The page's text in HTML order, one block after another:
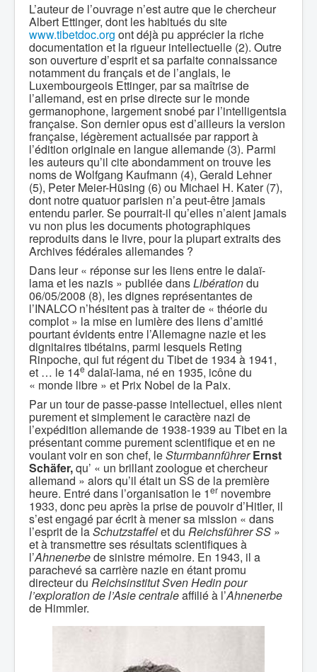
L’auteur de l’ouvrage n’est autre que le chercheur
Albert Ettinger, dont les habitués du site
www.tibetdoc.org ont déjà pu apprécier la riche
documentation et la rigueur intellectuelle (2). Outre
son ouverture d’esprit et sa parfaite connaissance
notamment du français et de l’anglais, le
Luxembourgeois Ettinger, par sa maîtrise de
l’allemand, est en prise directe sur le monde
germanophone, largement snobé par l’intelligentsia
française. Son dernier opus est d’ailleurs la version
française, légèrement actualisée par rapport à
l’édition originale en langue allemande (3). Parmi
les auteurs qu’il cite abondamment on trouve les
noms de Wolfgang Kaufmann (4), Gerald Lehner
(5), Peter Meier-Hüsing (6) ou Michael H. Kater (7),
dont notre quatuor parisien n’a peut-être jamais
entendu parler. Se pourrait-il qu’elles n’aient jamais
vu non plus les documents photographiques
reproduits dans le livre, pour la plupart extraits des
Archives fédérales allemandes ?
Dans leur « réponse sur les liens entre le dalaï-
lama et les nazis » publiée dansLibérationdu
06/05/2008 (8), les dignes représentantes de
l’INALCO n’hésitent pas à traiter de « théorie du
complot » la mise en lumière des liens d’amitié
pourtant évidents entre l’Allemagne nazie et les
dignitaires tibétains, parmi lesquels Reting
Rinpoche, qui fut régent du Tibet de 1934 à 1941,
et … le 14e dalaï-lama, né en 1935, icône du
« monde libre » et Prix Nobel de la Paix.
Par un tour de passe-passe intellectuel, elles nient
purement et simplement le caractère nazi de
l’expédition allemande de 1938-1939 au Tibet en la
présentant comme purement scientifique et en ne
voulant voir en son chef, leSturmbannführerErnst
Schäfer,qu’ « un brillant zoologue et chercheur
allemand » alors qu’il était un SS de la première
heure. Entré dans l’organisation le 1er novembre
1933, donc peu après la prise de pouvoir d’Hitler, il
s’est engagé par écrit à mener sa mission « dans
l’esprit de laSchutzstaffelet du Reichsführer SS »
et à transmettre ses résultats scientifiques à
l’Ahnenerbede sinistre mémoire. En 1943, il a
parachevé sa carrière nazie en étant promu
directeur du Reichsinstitut Sven Hedin pour
l’exploration de l’Asie centraleaffilié à l’Ahnenerbe
de Himmler.